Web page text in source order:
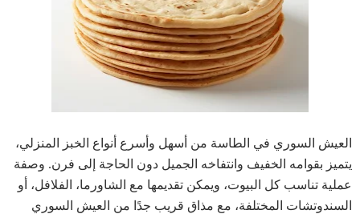
العيش السوري في الطاسة من أسهل وأسرع أنواع الخبز المنزلي،
يتميز بقوامه الخفيف وانتفاخه الجميل دون الحاجة إلى فرن. وصفة
عملية تناسب كل البيوت، ويمكن تقديمها مع الشاورما، الفلافل، أو
السندوتشات المختلفة، مع مذاق قريب جدًا من العيش السوري